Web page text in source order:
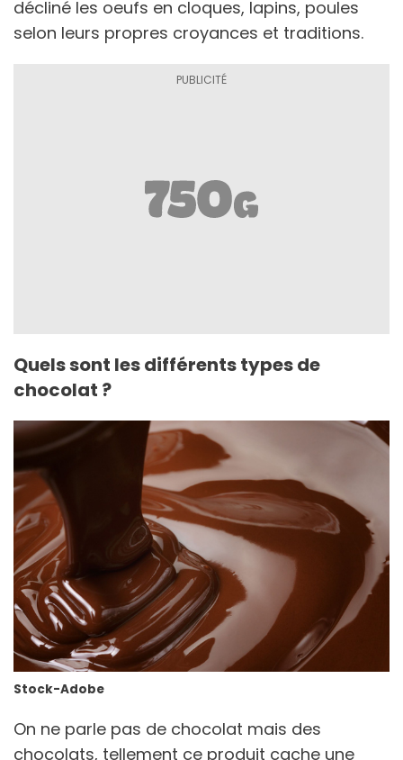
décliné les oeufs en cloques, lapins, poules
selon leurs propres croyances et traditions.
Quels sont les différents types de
chocolat ?
Stock-Adobe
On ne parle pas de chocolat mais des
chocolats, tellement ce produit cache une